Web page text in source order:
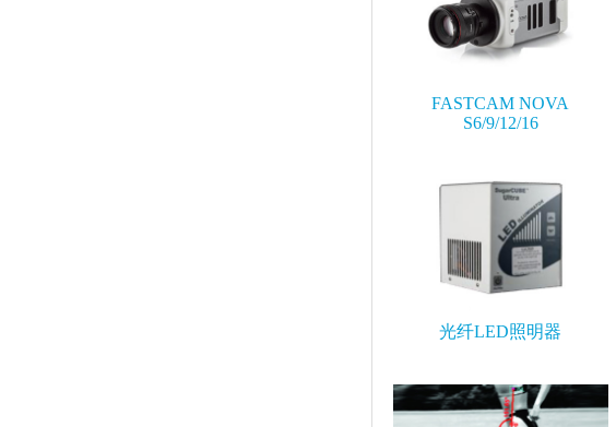
FASTCAM NOVA
S6/9/12/16
光纤LED照明器